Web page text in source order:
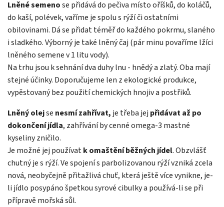
Lněné semenose přidává do pečiva místo oříšků, do koláčů,
do kaší, polévek, vaříme je spolu s rýží či ostatními
obilovinami. Dá se přidat téměř do každého pokrmu, slaného
i sladkého. Výborný je také lněný čaj (pár minu povaříme lžíci
lněného semene v 1 litu vody).
Na trhu jsou k sehnání dva duhy lnu - hnědý a zlatý. Oba mají
stejné účinky. Doporučujeme len z ekologické produkce,
vypěstovaný bez použití chemických hnojiv a postřiků.
Lněný olejse nesmí zahřívat, je třeba jej přidávat až po
dokončení jídla, zahřívání by cenné omega-3 mastné
kyseliny zničilo.
Je možné jej používatk omaštění běžných jídel. Obzvlášť
chutný je s rýží. Ve spojení s parbolizovanou rýží vzniká zcela
nová, neobyčejně přitažlivá chuť, která ještě více vynikne, je-
li jídlo posypáno špetkou syrové cibulky a používá-li se při
přípravě mořská sůl.